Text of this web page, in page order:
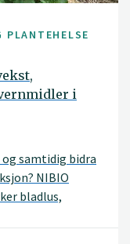
i
og samtidig bidra
NIBIO
bladlus,
Solør.